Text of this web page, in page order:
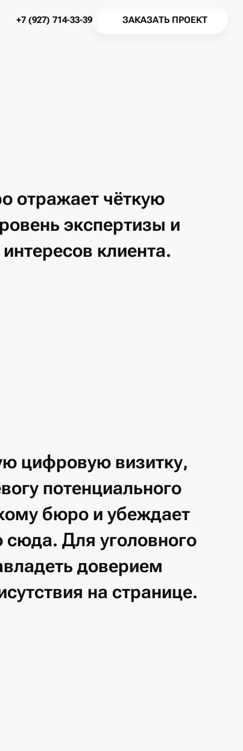
+7 (927) 714-33-39
ЗАКАЗАТЬ ПРОЕКТ
отражает чёткую
экспертизы и
интересов клиента.
цифровую визитку,
потенциального
бюро и убеждает
сюда. Для уголовного
доверием
на странице.